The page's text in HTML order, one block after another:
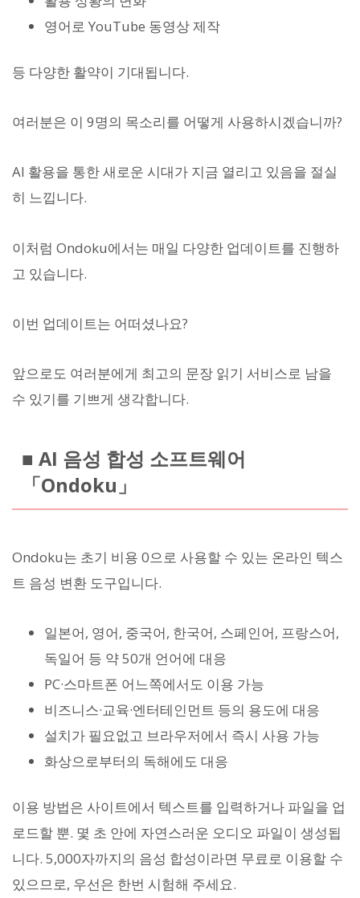
영어로 YouTube 동영상 제작
등 다양한 활약이 기대됩니다.
여러분은 이 9명의 목소리를 어떻게 사용하시겠습니까?
AI 활용을 통한 새로운 시대가 지금 열리고 있음을 절실
히 느낍니다.
이처럼 Ondoku에서는 매일 다양한 업데이트를 진행하
고 있습니다.
이번 업데이트는 어떠셨나요?
앞으로도 여러분에게 최고의 문장 읽기 서비스로 남을
수 있기를 기쁘게 생각합니다.
■ AI 음성 합성 소프트웨어
「Ondoku」
Ondoku는 초기 비용 0으로 사용할 수 있는 온라인 텍스
트 음성 변환 도구입니다.
일본어, 영어, 중국어, 한국어, 스페인어, 프랑스어,
독일어 등 약 50개 언어에 대응
PC·스마트폰 어느쪽에서도 이용 가능
비즈니스·교육·엔터테인먼트 등의 용도에 대응
설치가 필요없고 브라우저에서 즉시 사용 가능
화상으로부터의 독해에도 대응
이용 방법은 사이트에서 텍스트를 입력하거나 파일을 업
로드할 뿐. 몇 초 안에 자연스러운 오디오 파일이 생성됩
니다. 5,000자까지의 음성 합성이라면 무료로 이용할 수
있으므로, 우선은 한번 시험해 주세요.